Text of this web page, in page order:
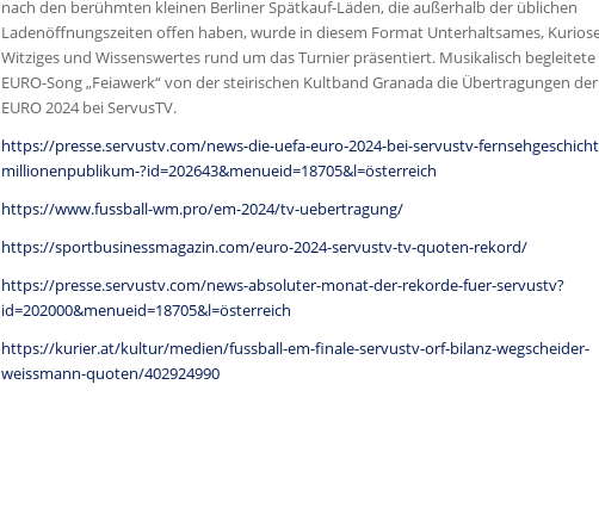
nach den berühmten kleinen Berliner Spätkauf-Läden, die außerhalb der üblichen
Ladenöffnungszeiten offen haben, wurde in diesem Format Unterhaltsames,
Witziges und Wissenswertes rund um das Turnier präsentiert. Musikalisch begleitete
EURO-Song „Feiawerk“ von der steirischen Kultband Granada die Übertragungen der
EURO 2024 bei ServusTV.
https://presse.servustv.com/news-die-uefa-euro-2024-bei-servustv-
millionenpublikum-?id=202643&menueid=18705&l=österreich
https://www.fussball-wm.pro/em-2024/tv-uebertragung/
https://sportbusinessmagazin.com/euro-2024-servustv-tv-quoten-rekord/
https://presse.servustv.com/news-absoluter-monat-der-rekorde-fuer-servustv?
id=202000&menueid=18705&l=österreich
https://kurier.at/kultur/medien/fussball-em-finale-servustv-orf-bilanz-wegscheider-
weissmann-quoten/402924990